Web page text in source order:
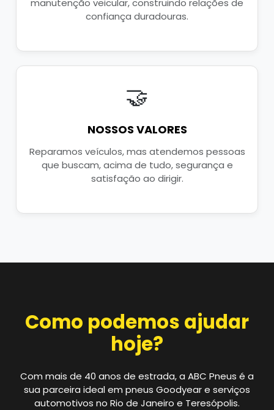
manutenção veicular, construindo relações de
confiança duradouras.
🤝
NOSSOS VALORES
Reparamos veículos, mas atendemos pessoas
que buscam, acima de tudo, segurança e
satisfação ao dirigir.
Como podemos ajudar
hoje?
Com mais de 40 anos de estrada, a ABC Pneus é a
sua parceira ideal em pneus Goodyear e serviços
automotivos no Rio de Janeiro e Teresópolis.